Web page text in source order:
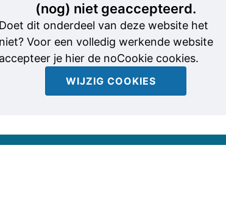
(nog) niet geaccepteerd.
Doet dit onderdeel van deze website het
niet? Voor een volledig werkende website
accepteer je hier de noCookie cookies.
WIJZIG COOKIES